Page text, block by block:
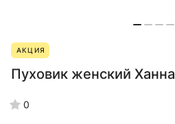
АКЦИЯ
Пуховик женский Ханна
0